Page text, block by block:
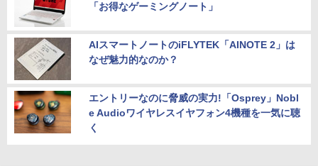
「お得なゲーミングノート」
AIスマートノートのiFLYTEK「AINOTE 2」は
なぜ魅力的なのか？
エントリーなのに脅威の実力!「Osprey」Nobl
e Audioワイヤレスイヤフォン4機種を一気に聴
く